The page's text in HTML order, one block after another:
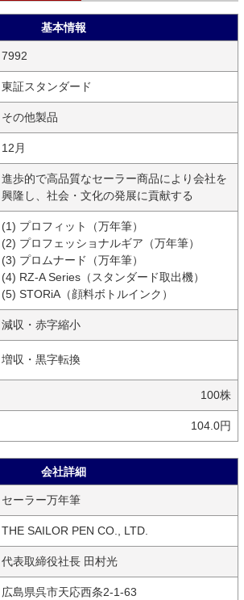
基本情報
7992
東証スタンダード
その他製品
12月
進歩的で高品質なセーラー商品により会社を
興隆し、社会・文化の発展に貢献する
(1) プロフィット（万年筆）
(2) プロフェッショナルギア（万年筆）
(3) プロムナード（万年筆）
(4) RZ-A Series（スタンダード取出機）
(5) STORiA（顔料ボトルインク）
減収・赤字縮小
増収・黒字転換
100株
104.0円
会社詳細
セーラー万年筆
THE SAILOR PEN CO., LTD.
代表取締役社長 田村光
広島県呉市天応西条2-1-63